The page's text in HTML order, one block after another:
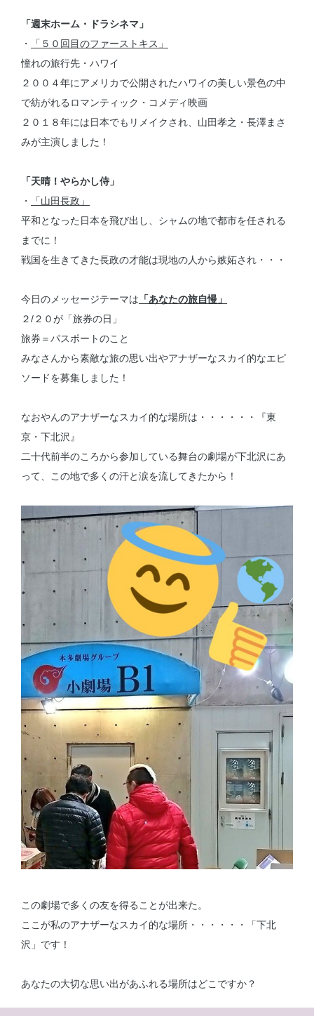
「週末ホーム・ドラシネマ」
・
「５０回目のファーストキス」
憧れの旅行先・ハワイ
２００４年にアメリカで公開されたハワイの美しい景色の中
で紡がれるロマンティック・コメディ映画
２０１８年には日本でもリメイクされ、山田孝之・長澤まさ
みが主演しました！
「天晴！やらかし侍」
・
「山田長政」
平和となった日本を飛び出し、シャムの地で都市を任される
までに！
戦国を生きてきた長政の才能は現地の人から嫉妬され・・・
今日のメッセージテーマは 「あなたの旅自慢」
２/２０が「旅券の日」
旅券＝パスポートのこと
みなさんから素敵な旅の思い出やアナザーなスカイ的なエピ
ソードを募集しました！
なおやんのアナザーなスカイ的な場所は・・・・・・『東
京・下北沢』
二十代前半のころから参加している舞台の劇場が下北沢にあ
って、この地で多くの汗と涙を流してきたから！
この劇場で多くの友を得ることが出来た。
ここが私のアナザーなスカイ的な場所・・・・・・「下北
沢」です！
あなたの大切な思い出があふれる場所はどこですか？